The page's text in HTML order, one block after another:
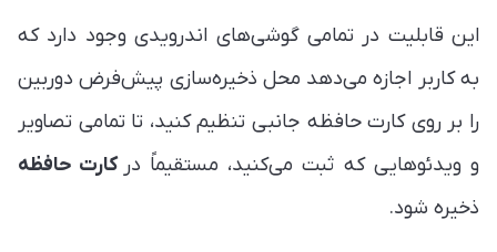
این قابلیت در تمامی گوشی‌های اندرویدی وجود دارد که
به کاربر اجازه می‌دهد محل ذخیره‌سازی پیش‌فرض دوربین
را بر روی کارت حافظه جانبی تنظیم کنید، تا تمامی تصاویر
و ویدئوهایی که ثبت می‌کنید، مستقیماً در کارت حافظه
ذخیره شود.